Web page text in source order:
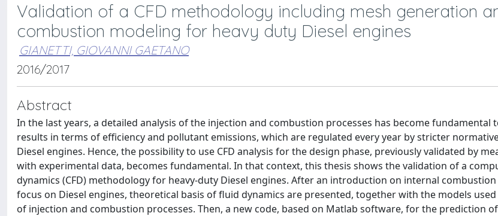
Validation of a CFD methodology including mesh generation
combustion modeling for heavy duty Diesel engines
GIANETTI, GIOVANNI GAETANO
2016/2017
Abstract
In the last years, a detailed analysis of the injection and combustion processes has become fundamental
results in terms of efficiency and pollutant emissions, which are regulated every year by stricter
Diesel engines. Hence, the possibility to use CFD analysis for the design phase, previously validated by
with experimental data, becomes fundamental. In that context, this thesis shows the validation of a
dynamics (CFD) methodology for heavy-duty Diesel engines. After an introduction on internal
focus on Diesel engines, theoretical basis of fluid dynamics are presented, together with the models
of injection and combustion processes. Then, a new code, based on Matlab software, for the prediction